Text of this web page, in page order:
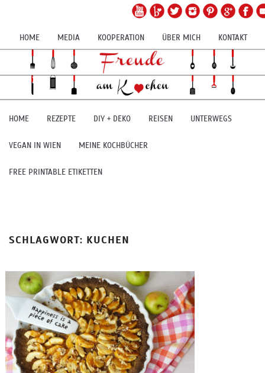
HOME MEDIA KOOPERATION ÜBER MICH KONTAKT
HOME REZEPTE DIY + DEKO REISEN UNTERWEGS
VEGAN IN WIEN MEINE KOCHBÜCHER
FREE PRINTABLE ETIKETTEN
SCHLAGWORT: KUCHEN